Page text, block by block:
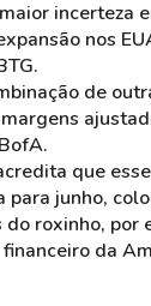
incerteza
nos
de
que
junho,
do roxinho,
da